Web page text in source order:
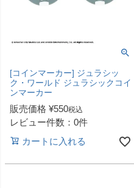
[コインマーカー] ジュラシッ
ク・ワールド ジュラシックコイ
ンマーカー
販売価格 ¥550税込
レビュー件数：0件
カートに入れる